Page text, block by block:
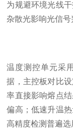
为规避环境光线
杂散光影响光信号
温度测控单元采
据，主控板对比
率直接影响熔点
偏高；低速升温
高精度检测普遍选